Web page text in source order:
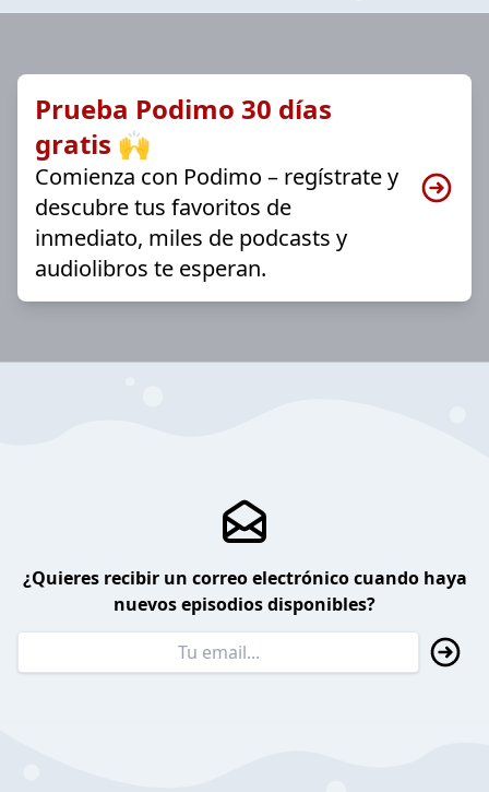
Prueba Podimo 30 días
gratis 🙌
Comienza con Podimo – regístrate y
descubre tus favoritos de
inmediato, miles de podcasts y
audiolibros te esperan.
¿Quieres recibir un correo electrónico cuando haya
nuevos episodios disponibles?